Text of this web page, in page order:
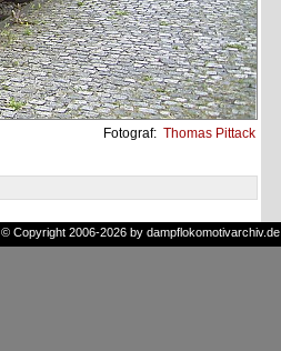
Fotograf: Thomas Pittack
© Copyright 2006-2026 by dampflokomotivarchiv.de